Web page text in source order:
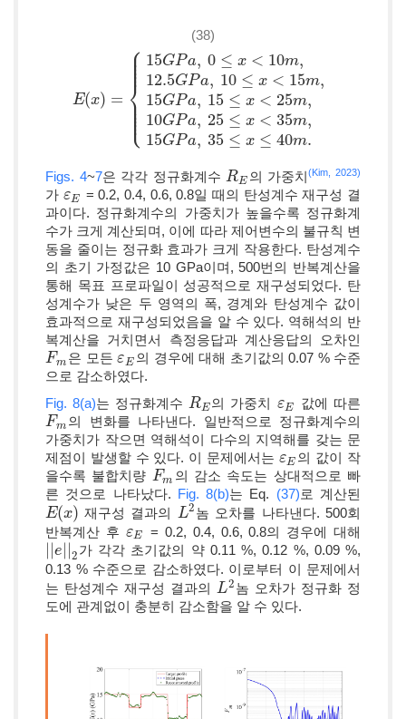
(38)
E(x) =
⎧
⎩
⎨
⎪
⎪
⎪⎪
⎪
⎪
⎪⎪⎪
⎪
15GPa, 0 ≤ x < 10m,
12.5GPa, 10 ≤ x < 15m,
15GPa, 15 ≤ x < 25m,
10GPa, 25 ≤ x < 35m,
15GPa, 35 ≤ x ≤ 40m.
E(x)= 15 GP a ,0≤x<10m, 12.5 GPa, 10≤x<15
Figs. 4~7은 각각 정규화계수 RE
RE 의 가중치(Kim, 2023)
가 εE
εE = 0.2, 0.4, 0.6, 0.8일 때의 탄성계수 재구성 결
과이다. 정규화계수의 가중치가 높을수록 정규화계
수가 크게 계산되며, 이에 따라 제어변수의 불규칙 변
동을 줄이는 정규화 효과가 크게 작용한다. 탄성계수
의 초기 가정값은 10 GPa이며, 500번의 반복계산을
통해 목표 프로파일이 성공적으로 재구성되었다. 탄
성계수가 낮은 두 영역의 폭, 경계와 탄성계수 값이
효과적으로 재구성되었음을 알 수 있다. 역해석의 반
복계산을 거치면서 측정응답과 계산응답의 오차인
Fm
Fm 은 모든εE
εE 의 경우에 대해 초기값의 0.07 % 수준
으로 감소하였다.
Fig. 8(a)는 정규화계수 RE
RE 의 가중치 εE
εE
값에 따른
Fm
Fm 의 변화를 나타낸다. 일반적으로 정규화계수의
가중치가 작으면 역해석이 다수의 지역해를 갖는 문
제점이 발생할 수 있다. 이 문제에서는 εE
εE 의 값이 작
을수록 불합치량 Fm
Fm 의 감소 속도는 상대적으로 빠
른 것으로 나타났다. Fig. 8(b)는 Eq. (37)로 계산된
E(x)
E(x) 재구성 결과의 L2
L2 놈 오차를 나타낸다. 500회
반복계산 후 εE
εE = 0.2, 0.4, 0.6, 0.8의 경우에 대해
||e||2
e| 2 가 각각 초기값의 약 0.11 %, 0.12 %, 0.09 %,
0.13 % 수준으로 감소하였다. 이로부터 이 문제에서
는 탄성계수 재구성 결과의 L2
L2 놈 오차가 정규화 정
도에 관계없이 충분히 감소함을 알 수 있다.